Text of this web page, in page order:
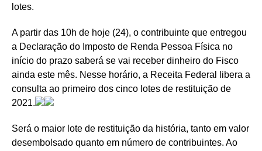
lotes.
A partir das 10h de hoje (24), o contribuinte que entregou
a Declaração do Imposto de Renda Pessoa Física no
início do prazo saberá se vai receber dinheiro do Fisco
ainda este mês. Nesse horário, a Receita Federal libera a
consulta ao primeiro dos cinco lotes de restituição de
2021.
Será o maior lote de restituição da história, tanto em valor
desembolsado quanto em número de contribuintes. Ao